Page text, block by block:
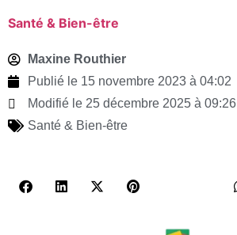
Santé & Bien-être
Maxine Routhier
Publié le 15 novembre 2023 à 04:02
Modifié le 25 décembre 2025 à 09:26
Santé & Bien-être